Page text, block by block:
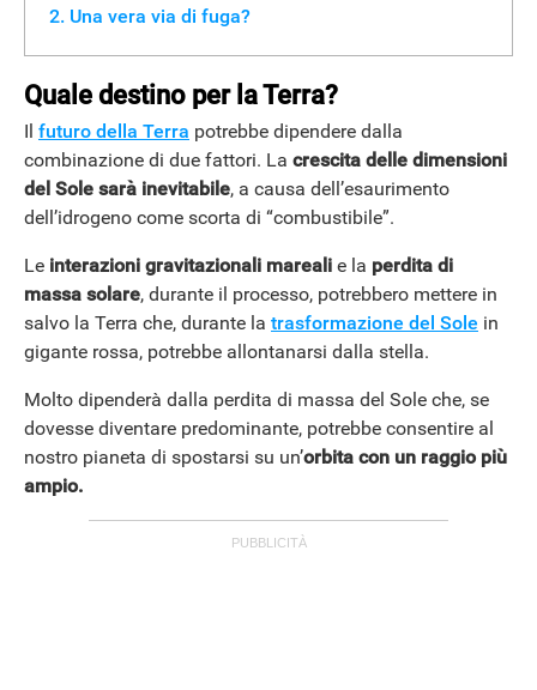
Una vera via di fuga?
Quale destino per la Terra?
Il futuro della Terra potrebbe dipendere dalla
combinazione di due fattori. La crescita delle dimensioni
del Sole sarà inevitabile, a causa dell’esaurimento
dell’idrogeno come scorta di “combustibile”.
Le interazioni gravitazionali mareali e la perdita di
massa solare, durante il processo, potrebbero mettere in
salvo la Terra che, durante la trasformazione del Sole in
gigante rossa, potrebbe allontanarsi dalla stella.
Molto dipenderà dalla perdita di massa del Sole che, se
dovesse diventare predominante, potrebbe consentire al
nostro pianeta di spostarsi su un’orbita con un raggio più
ampio.